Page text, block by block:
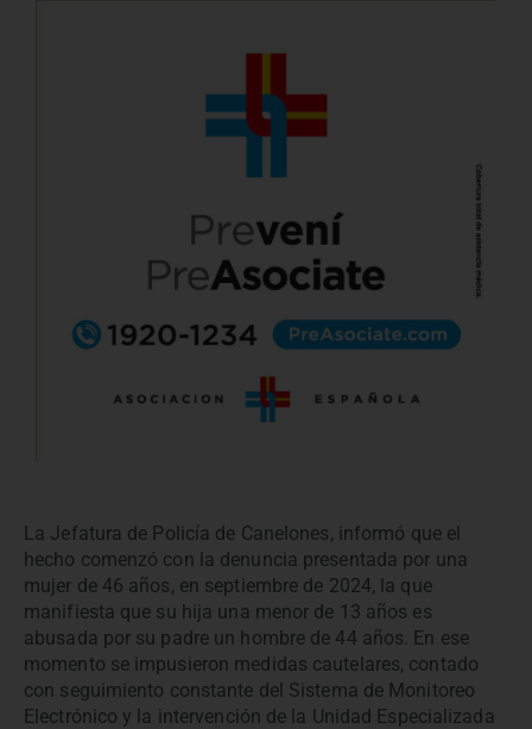
La Jefatura de Policía de Canelones, informó que el
hecho comenzó con la denuncia presentada por una
mujer de 46 años, en septiembre de 2024, la que
manifiesta que su hija una menor de 13 años es
abusada por su padre un hombre de 44 años. En ese
momento se impusieron medidas cautelares, contado
con seguimiento constante del Sistema de Monitoreo
Electrónico y la intervención de la Unidad Especializada